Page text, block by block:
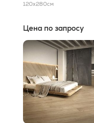
120x280см
Цена по запросу